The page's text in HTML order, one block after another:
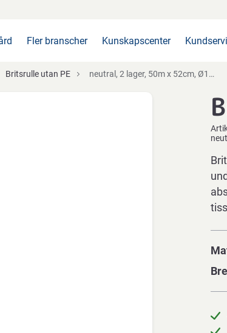
Fler branscher Kunskapscenter
Britsrulle utan PE neutral, 2 lager, 50m x 52cm, Ø10,5cm, vit, nyfiber, nyfiber, operforerad